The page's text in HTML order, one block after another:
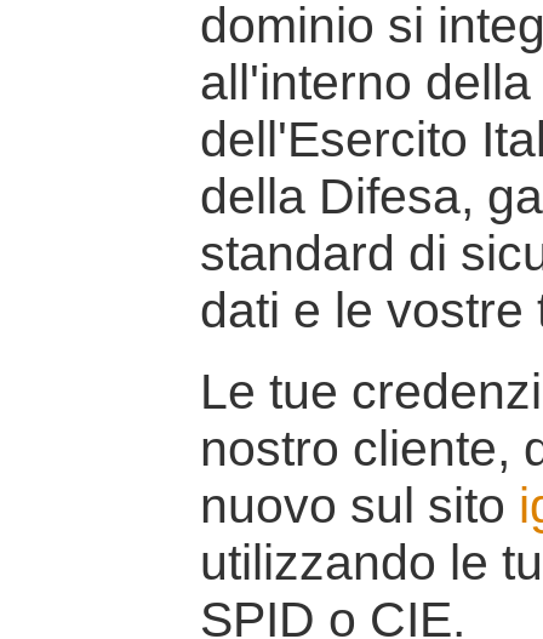
dominio si
all'interno
dell'Esercito
della Difesa,
standard di
dati e le vostre
Le tue
nostro cliente,
nuovo sul sito
utilizzando le
SPID o CIE.